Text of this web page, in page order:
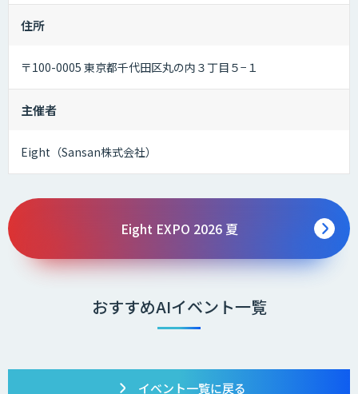
住所
〒100-0005 東京都千代田区丸の内３丁目５−１
主催者
Eight（Sansan株式会社）
Eight EXPO 2026 夏
おすすめAIイベント一覧
イベント一覧に戻る